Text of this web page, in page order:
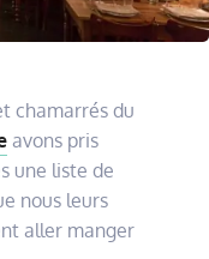
chamarrés du
avons pris
une liste de
nous leurs
aller manger